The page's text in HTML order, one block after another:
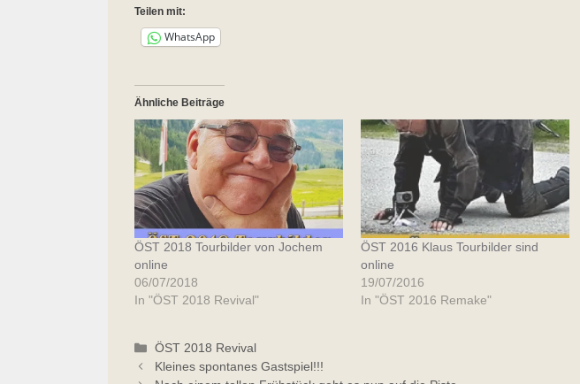
Teilen mit:
WhatsApp
Ähnliche Beiträge
ÖST 2018 Tourbilder von Jochem
online
06/07/2018
In "ÖST 2018 Revival"
ÖST 2016 Klaus Tourbilder sind
online
19/07/2016
In "ÖST 2016 Remake"
Kategorien
ÖST 2018 Revival
Kleines spontanes Gastspiel!!!